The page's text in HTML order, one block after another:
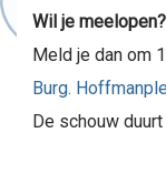
Wil je meelopen?
Meld je dan om
Burg.
De schouw